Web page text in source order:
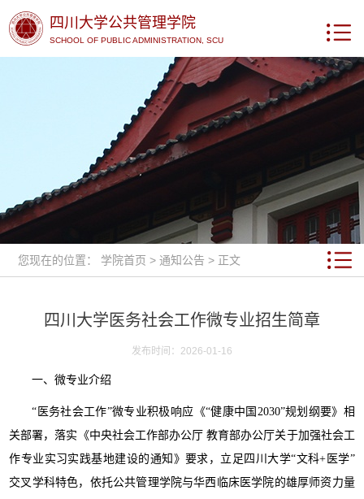
四川大学公共管理学院
SCHOOL OF PUBLIC ADMINISTRATION, SCU
您现在的位置： 学院首页 >通知公告 > 正文
四川大学医务社会工作微专业招生简章
发布时间：2026-01-16
一、微专业介绍
“医务社会工作”微专业积极响应《“健康中国2030”规划纲要》相
关部署，落实《中央社会工作部办公厅 教育部办公厅关于加强社会工
作专业实习实践基地建设的通知》要求，立足四川大学“文科+医学”
交叉学科特色，依托公共管理学院与华西临床医学院的雄厚师资力量